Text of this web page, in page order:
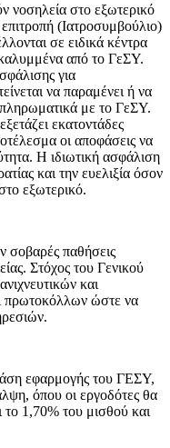
νοσηλεία στο εξωτερικό
(Ιατροσυμβούλιο)
σε ειδικά κέντρα
από το ΓεΣΥ.
για
να παραμένει ή να
με το ΓεΣΥ.
εκατοντάδες
οι αποφάσεις να
Η ιδιωτική ασφάλιση
και την ευελιξία όσον
εξωτερικό.
σοβαρές παθήσεις
Στόχος του Γενικού
και
πρωτοκόλλων ώστε να
εφαρμογής του ΓΕΣΥ,
όπου οι εργοδότες θα
1,70% του μισθού και